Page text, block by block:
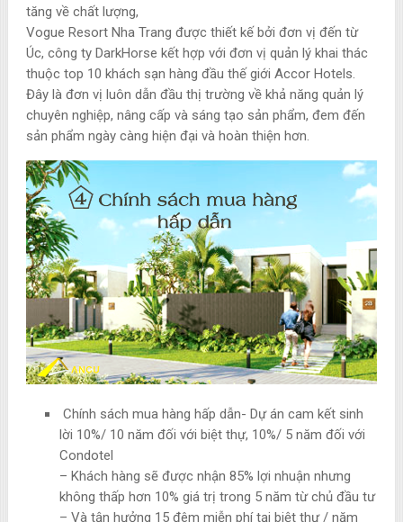
tăng về chất lượng,
Vogue Resort Nha Trang được thiết kế bởi đơn vị đến từ
Úc, công ty DarkHorse kết hợp với đơn vị quản lý khai thác
thuộc top 10 khách sạn hàng đầu thế giới Accor Hotels.
Đây là đơn vị luôn dẫn đầu thị trường về khả năng quản lý
chuyên nghiệp, nâng cấp và sáng tạo sản phẩm, đem đến
sản phẩm ngày càng hiện đại và hoàn thiện hơn.
Chính sách mua hàng hấp dẫn- Dự án cam kết sinh
lời 10%/ 10 năm đối với biệt thự, 10%/ 5 năm đối với
Condotel
– Khách hàng sẽ được nhận 85% lợi nhuận nhưng
không thấp hơn 10% giá trị trong 5 năm từ chủ đầu tư
– Và tận hưởng 15 đêm miễn phí tại biệt thự / năm